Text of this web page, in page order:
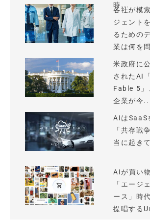
時...
各社が模
ジェント
るための
業は何を
米政府に
されたAI
Fable 5」
企業が今
AIはSaaS
「共存戦
当に起き
AIが買い
「エージ
ース」時
提唱する